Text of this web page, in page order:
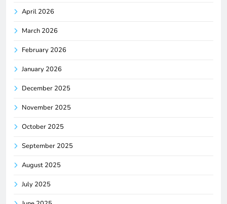
April 2026
March 2026
February 2026
January 2026
December 2025
November 2025
October 2025
September 2025
August 2025
July 2025